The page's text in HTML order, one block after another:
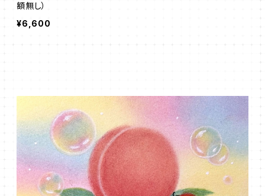
額無し）
¥6,600